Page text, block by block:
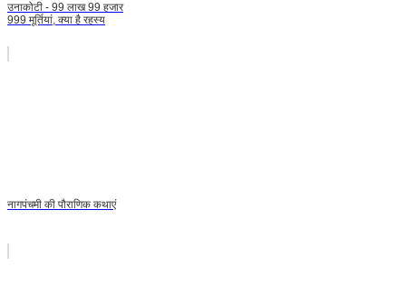
उनाकोटी - 99 लाख 99 हजार
999 मूर्तियां, क्या है रहस्य
नागपंचमी की पौराणिक कथाएं